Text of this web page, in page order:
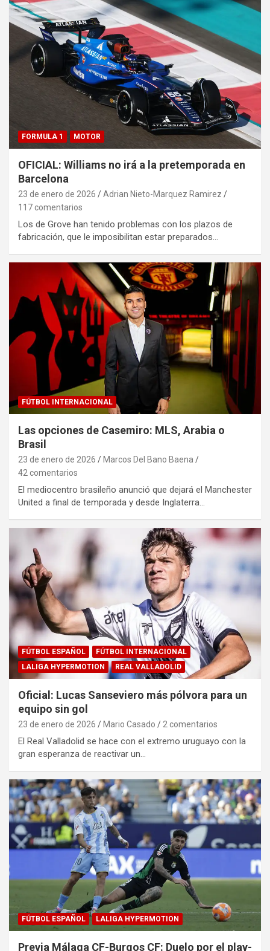
FORMULA 1 MOTOR
OFICIAL: Williams no irá a la pretemporada en
Barcelona
23 de enero de 2026
Adrian Nieto-Marquez Ramirez
117 comentarios
Los de Grove han tenido problemas con los plazos de
fabricación, que le imposibilitan estar preparados…
FÚTBOL INTERNACIONAL
Las opciones de Casemiro: MLS, Arabia o
Brasil
23 de enero de 2026
Marcos Del Bano Baena
42 comentarios
El mediocentro brasileño anunció que dejará el Manchester
United a final de temporada y desde Inglaterra…
FÚTBOL ESPAÑOL
FÚTBOL INTERNACIONAL
LALIGA HYPERMOTION
REAL VALLADOLID
Oficial: Lucas Sanseviero más pólvora para un
equipo sin gol
23 de enero de 2026 Mario Casado 2 comentarios
El Real Valladolid se hace con el extremo uruguayo con la
gran esperanza de reactivar un…
FÚTBOL ESPAÑOL LALIGA HYPERMOTION
Previa Málaga CF-Burgos CF: Duelo por el play-